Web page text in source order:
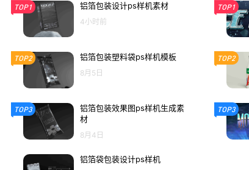
TOP1 铝箔包装设计ps样机素材
4小时前
TOP2 铝箔包装塑料袋ps样机模板
8月5日
TOP3
铝箔包装效果图ps样机生成素
材
8月4日
铝箔袋包装设计ps样机
TOP1
TOP2
TOP3